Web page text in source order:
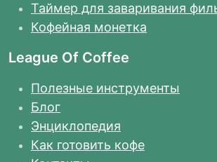
Таймер для заваривания
Кофейная монетка
League Of Coffee
Полезные инструменты
Блог
Энциклопедия
Как готовить кофе